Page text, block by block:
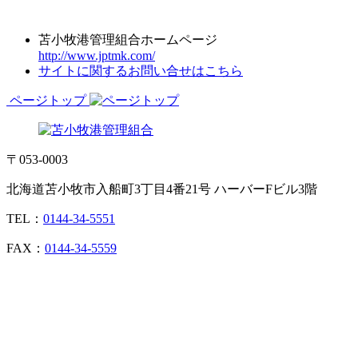
苫小牧港管理組合ホームページ
http://www.jptmk.com/
サイトに関するお問い合せはこちら
ページトップ
〒053-0003
北海道苫小牧市入船町3丁目4番21号 ハーバーFビル3階
TEL： 0144-34-5551
FAX： 0144-34-5559